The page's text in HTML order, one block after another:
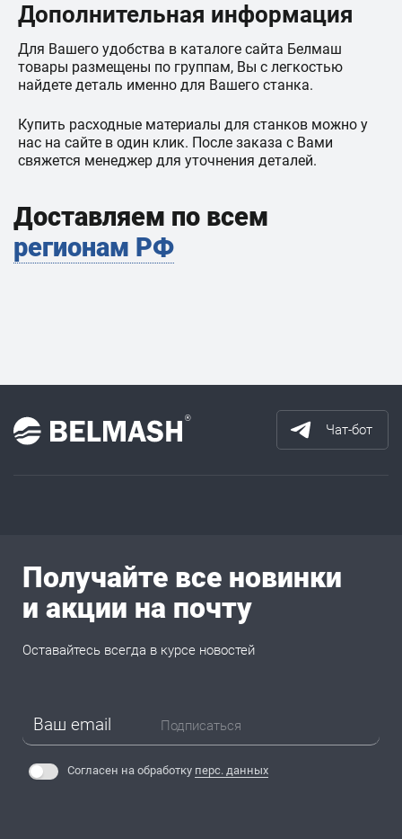
Дополнительная информация
Для Вашего удобства в каталоге сайта Белмаш
товары размещены по группам, Вы с легкостью
найдете деталь именно для Вашего станка.
Купить расходные материалы для станков можно у
нас на сайте в один клик. После заказа с Вами
свяжется менеджер для уточнения деталей.
Доставляем по всем
регионам РФ
Чат-бот
Получайте все новинки
и акции на почту
Оставайтесь всегда в курсе новостей
Подписаться
Согласен на обработку перс. данных